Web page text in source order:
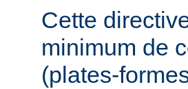
Cette
minimum de
(plates-